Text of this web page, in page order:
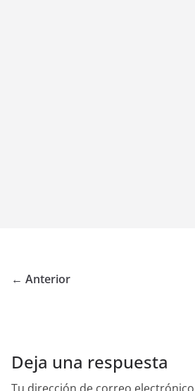
← Anterior
Deja una respuesta